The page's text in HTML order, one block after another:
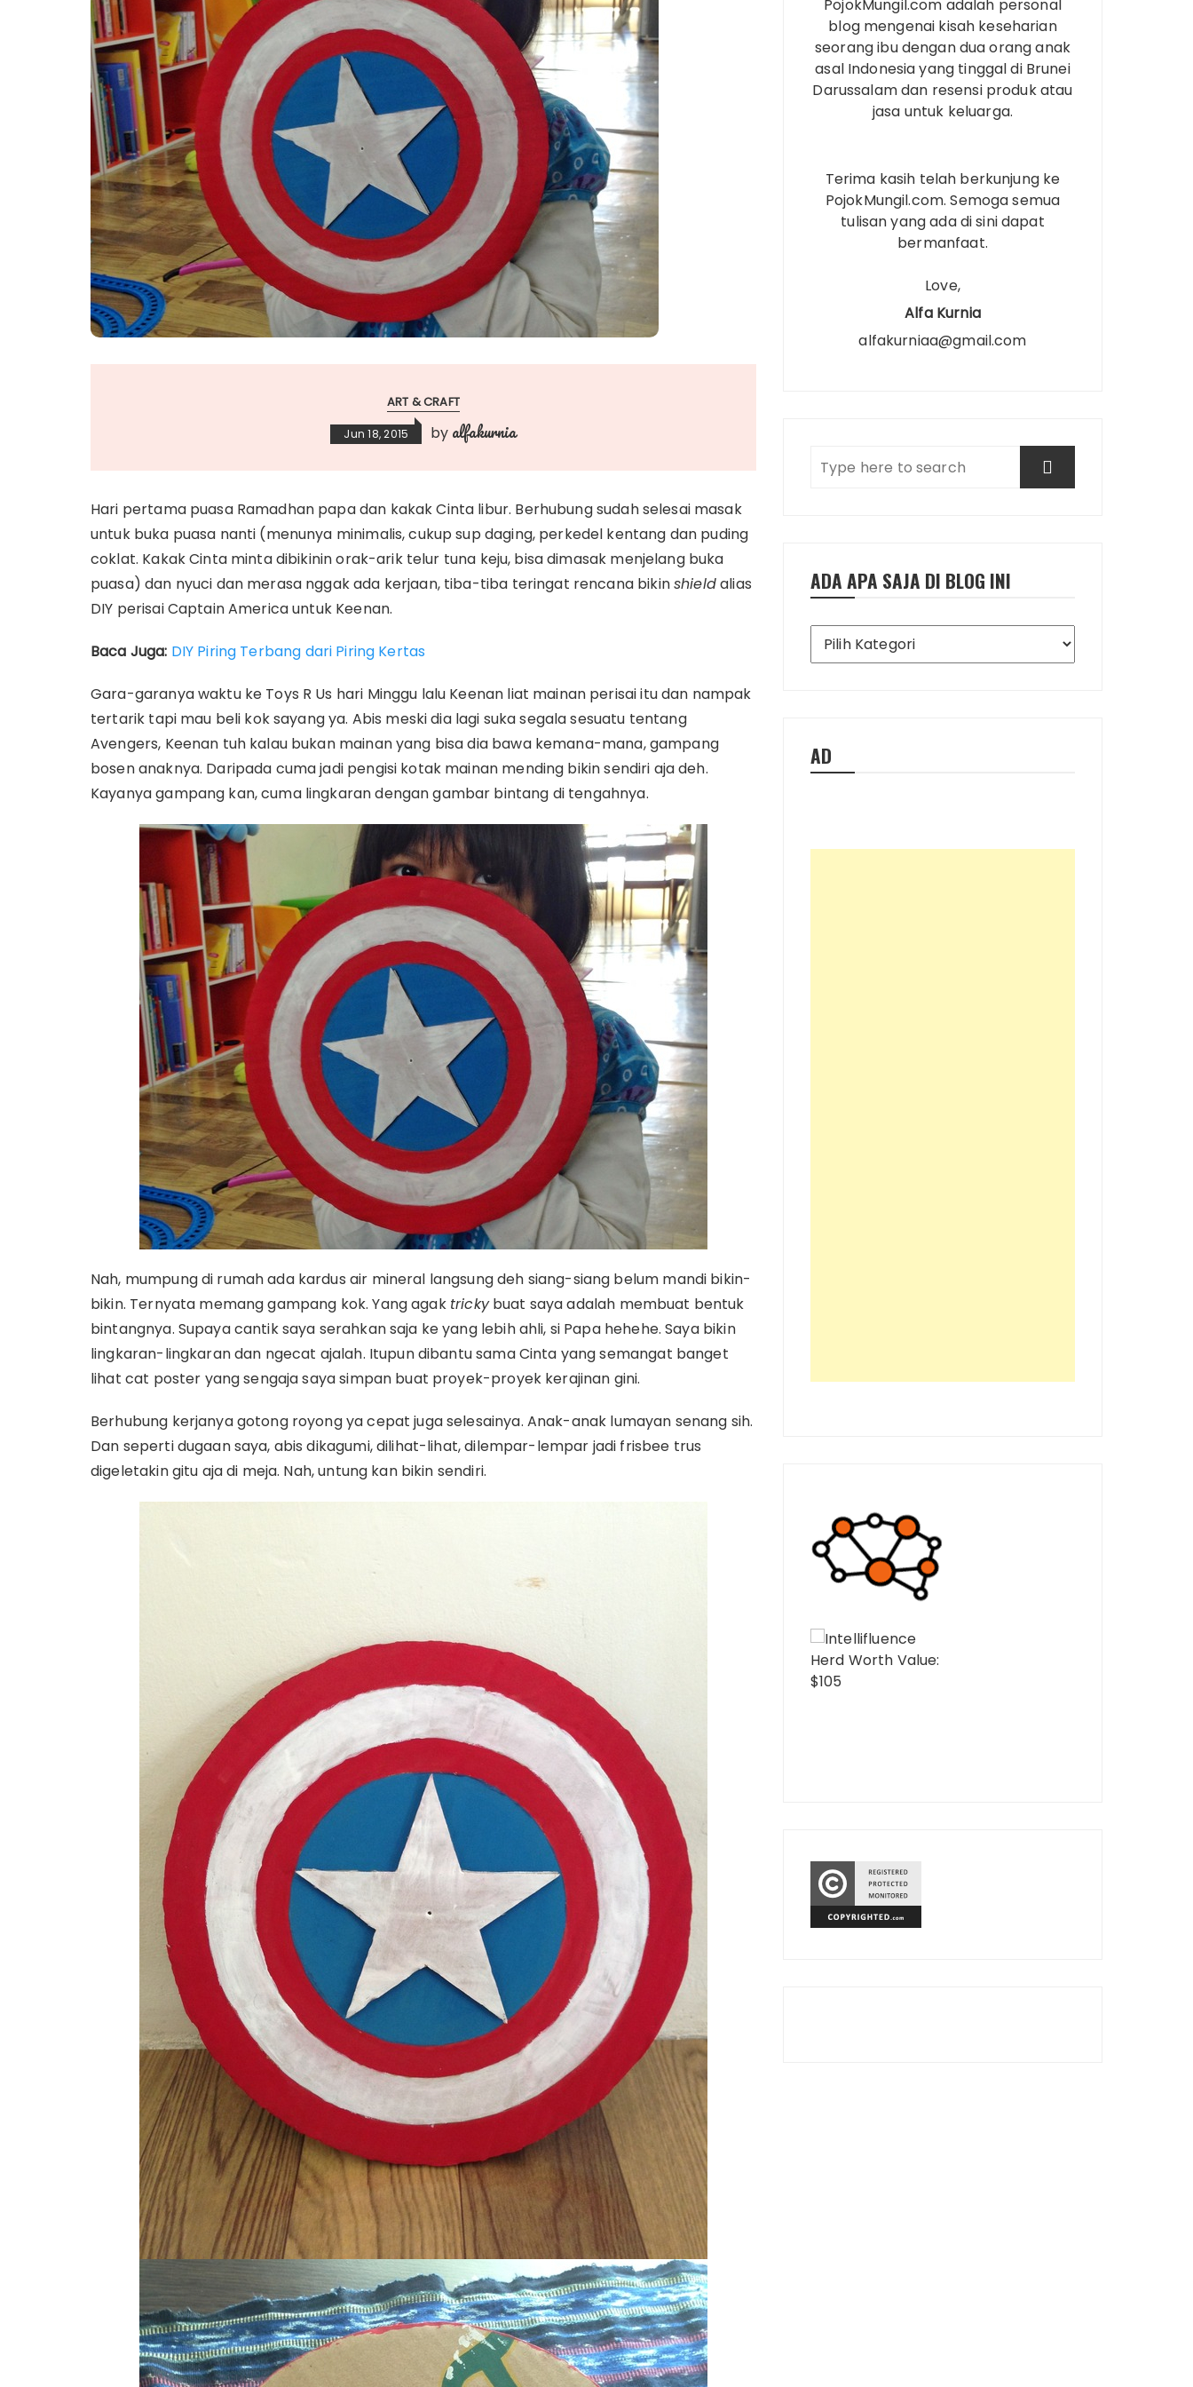
ART & CRAFT
Jun 18, 2015 by alfakurnia
Hari pertama puasa Ramadhan papa dan kakak Cinta libur. Berhubung sudah selesai masak
untuk buka puasa nanti (menunya minimalis, cukup sup daging, perkedel kentang dan puding
coklat. Kakak Cinta minta dibikinin orak-arik telur tuna keju, bisa dimasak menjelang buka
puasa) dan nyuci dan merasa nggak ada kerjaan, tiba-tiba teringat rencana bikinshieldalias
DIY perisai Captain America untuk Keenan.
Baca Juga: DIY Piring Terbang dari Piring Kertas
Gara-garanya waktu ke Toys R Us hari Minggu lalu Keenan liat mainan perisai itu dan nampak
tertarik tapi mau beli kok sayang ya. Abis meski dia lagi suka segala sesuatu tentang
Avengers, Keenan tuh kalau bukan mainan yang bisa dia bawa kemana-mana, gampang
bosen anaknya. Daripada cuma jadi pengisi kotak mainan mending bikin sendiri aja deh.
Kayanya gampang kan, cuma lingkaran dengan gambar bintang di tengahnya.
Nah, mumpung di rumah ada kardus air mineral langsung deh siang-siang belum mandi bikin-
bikin. Ternyata memang gampang kok. Yang agak trickybuat saya adalah membuat bentuk
bintangnya. Supaya cantik saya serahkan saja ke yang lebih ahli, si Papa hehehe. Saya bikin
lingkaran-lingkaran dan ngecat ajalah. Itupun dibantu sama Cinta yang semangat banget
lihat cat poster yang sengaja saya simpan buat proyek-proyek kerajinan gini.
Berhubung kerjanya gotong royong ya cepat juga selesainya. Anak-anak lumayan senang sih.
Dan seperti dugaan saya, abis dikagumi, dilihat-lihat, dilempar-lempar jadi frisbee trus
digeletakin gitu aja di meja. Nah, untung kan bikin sendiri.
PojokMungil.com adalah personal
blog mengenai kisah keseharian
seorang ibu dengan dua orang anak
asal Indonesia yang tinggal di Brunei
Darussalam dan resensi produk atau
jasa untuk keluarga.
Terima kasih telah berkunjung ke
PojokMungil.com. Semoga semua
tulisan yang ada di sini dapat
bermanfaat.
Love,
Alfa Kurnia
alfakurniaa@gmail.com
ADA APA SAJA DI BLOG INI
Ada
Apa
AD